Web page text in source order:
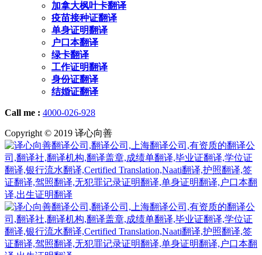
加拿大枫叶卡翻译
疫苗接种证翻译
单身证明翻译
户口本翻译
绿卡翻译
工作证明翻译
身份证翻译
结婚证翻译
Call me : 4000-026-928
Copyright © 2019 译心向善